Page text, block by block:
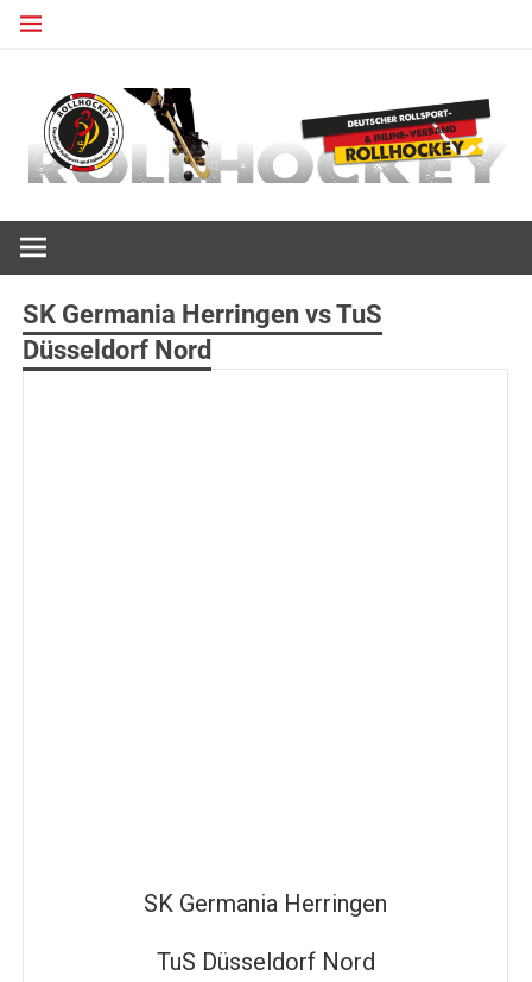
Zum
SK Germania Herringen vs TuS
Düsseldorf Nord
SK Germania Herringen
TuS Düsseldorf Nord